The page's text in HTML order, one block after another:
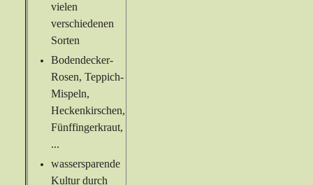
vielen
verschiedenen
Sorten
Bodendecker-
Rosen, Teppich-
Mispeln,
Heckenkirschen,
Fünffingerkraut,
...
wassersparende
Kultur durch